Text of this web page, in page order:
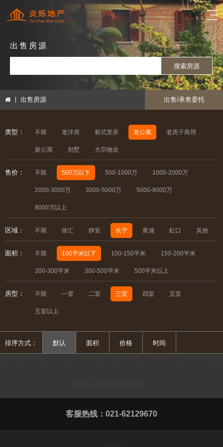
出售房源
搜索房源
出售房源 出售/承售委托
类型： 不限 老洋房 新式里弄 老公寓 老房子商用
新公寓 别墅 大宗物业
售价： 不限 500万以下 500-1000万 1000-2000万
2000-3000万 3000-5000万 5000-8000万
8000万以上
区域： 不限 徐汇 静安 长宁 黄浦 虹口 其他
面积： 不限 100平米以下 100-150平米 150-200平米
200-300平米 300-500平米 500平米以上
房型： 不限 一室 二室 三室 四室 五室
五室以上
排序方式： 默认 面积 价格 时间
客服热线：021-62129670